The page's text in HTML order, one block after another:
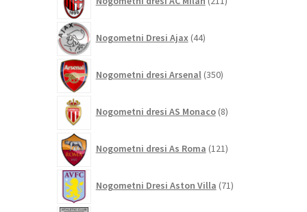
izdelkov
Nogometni Dresi Ajax 44izdelkov
Nogometni dresi Arsenal 350izdelkov
Nogometni dresi AS Monaco 8izdelkov
Nogometni dresi As Roma 121izdelkov
Nogometni Dresi Aston Villa 71izdelkov